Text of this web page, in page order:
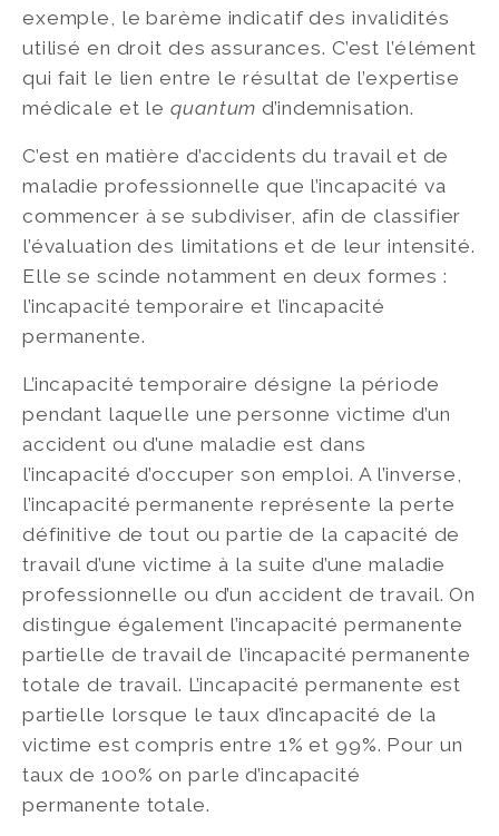
exemple, le barème indicatif des invalidités
utilisé en droit des assurances. C’est l’élément
qui fait le lien entre le résultat de l’expertise
médicale et lequantumd’indemnisation.
C’est en matière d’accidents du travail et de
maladie professionnelle que l’incapacité va
commencer à se subdiviser, afin de classifier
l’évaluation des limitations et de leur intensité.
Elle se scinde notamment en deux formes :
l’incapacité temporaire et l’incapacité
permanente.
L’incapacité temporaire désigne la période
pendant laquelle une personne victime d’un
accident ou d’une maladie est dans
l’incapacité d’occuper son emploi. A l’inverse,
l’incapacité permanente représente la perte
définitive de tout ou partie de la capacité de
travail d’une victime à la suite d’une maladie
professionnelle ou d’un accident de travail. On
distingue également l’incapacité permanente
partielle de travail de l’incapacité permanente
totale de travail. L’incapacité permanente est
partielle lorsque le taux d’incapacité de la
victime est compris entre 1% et 99%. Pour un
taux de 100% on parle d’incapacité
permanente totale.